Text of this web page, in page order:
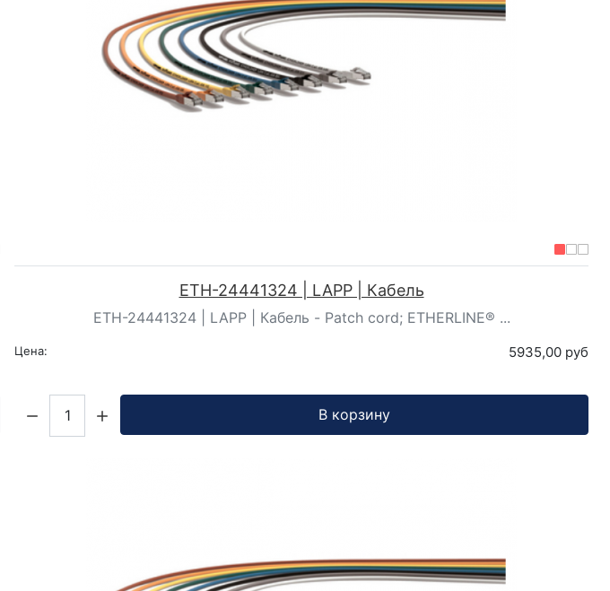
ETH-24441324 | LAPP | Кабель
ETH-24441324 | LAPP | Кабель - Patch cord; ETHERLINE® ...
Цена: 5935,00 руб
В корзину